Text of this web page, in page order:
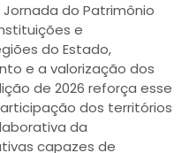
do Patrimônio
e
do Estado,
e a valorização dos
de 2026 reforça esse
dos territórios
da
capazes de